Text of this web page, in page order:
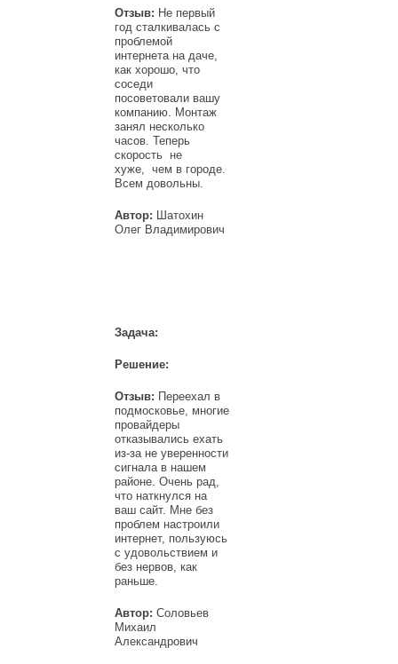
Отзыв: Не первый
год сталкивалась с
проблемой
интернета на даче,
как хорошо, что
соседи
посоветовали вашу
компанию. Монтаж
занял несколько
часов. Теперь
скорость не
хуже, чем в городе.
Всем довольны.
Автор: Шатохин
Олег Владимирович
Задача:
Решение:
Отзыв: Переехал в
подмосковье, многие
провайдеры
отказывались ехать
из-за не уверенности
сигнала в нашем
районе. Очень рад,
что наткнулся на
ваш сайт. Мне без
проблем настроили
интернет, пользуюсь
с удовольствием и
без нервов, как
раньше.
Автор: Соловьев
Михаил
Александрович